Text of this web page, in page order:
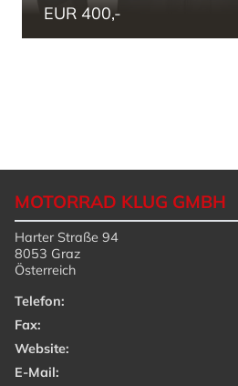
EUR 400,-
MOTORRAD KLUG GMBH
Harter Straße 94
8053 Graz
Österreich
Telefon:
Fax:
Website:
E-Mail: